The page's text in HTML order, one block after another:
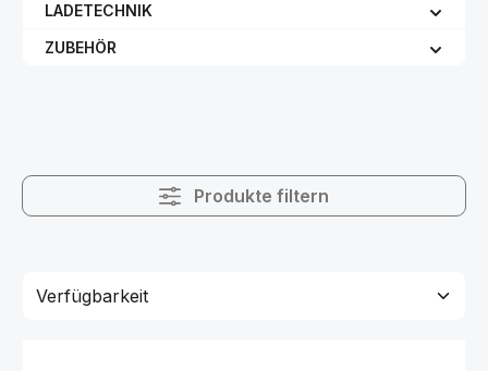
LADETECHNIK
ZUBEHÖR
Produkte filtern